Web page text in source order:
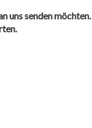
uns senden möchten.